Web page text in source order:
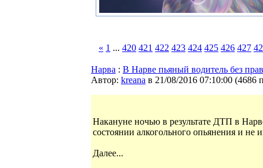
« 1 ... 420 421 422 423 424 425 426 427
Нарва : В Нарве пьяный водитель без
Автор: kreana в 21/08/2016 07:10:00 (4686
Накануне ночью в результате ДТП в
состоянии алкогольного опьянения и не
Далее...